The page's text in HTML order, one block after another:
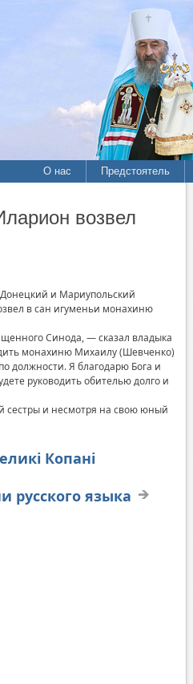
О нас Предстоятель
возвел
и Мариупольский
в сан игуменьи монахиню
Синода, — сказал владыка
монахиню Михаилу (Шевченко)
должности. Я благодарю Бога и
руководить обителью долго и
сестры и несмотря на свою юный
Копані
русского языка